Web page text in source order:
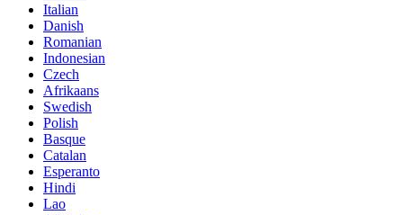
Italian
Danish
Romanian
Indonesian
Czech
Afrikaans
Swedish
Polish
Basque
Catalan
Esperanto
Hindi
Lao